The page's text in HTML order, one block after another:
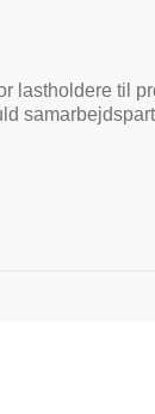
lastholdere til